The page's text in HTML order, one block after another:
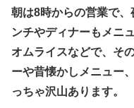
朝は8時からの営業で
ンチやディナーもメニ
オムライスなどで、そ
ーや昔懐かしメニュー
っちゃ沢山あります。